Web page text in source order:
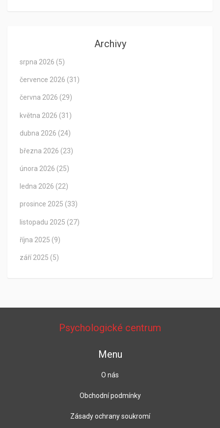
Archivy
srpna 2026 (5)
července 2026 (31)
června 2026 (29)
května 2026 (31)
dubna 2026 (24)
března 2026 (23)
února 2026 (25)
ledna 2026 (22)
prosince 2025 (33)
listopadu 2025 (27)
října 2025 (9)
září 2025 (5)
Psychologické centrum
Menu
O nás
Obchodní podmínky
Zásady ochrany soukromí